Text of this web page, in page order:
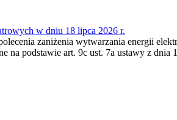
w dniu 18 lipca 2026 r.
zaniżenia wytwarzania energii
na podstawie art. 9c ust. 7a ustawy z